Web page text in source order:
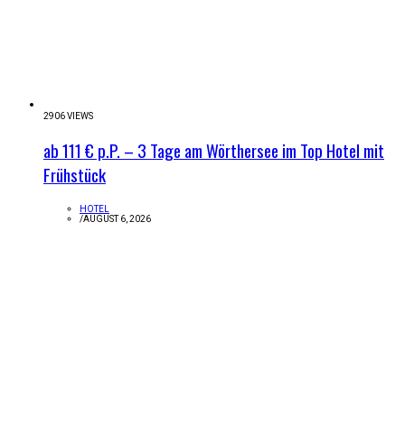
2906 VIEWS
ab 111 € p.P. – 3 Tage am Wörthersee im Top Hotel mit
Frühstück
HOTEL
/AUGUST 6, 2026